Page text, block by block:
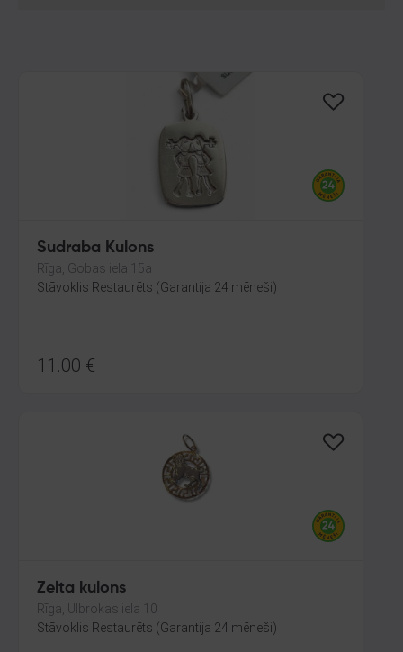
Sudraba Kulons
Rīga, Gobas iela 15a
Stāvoklis Restaurēts (Garantija 24 mēneši)
11.00 €
Zelta kulons
Rīga, Ulbrokas iela 10
Stāvoklis Restaurēts (Garantija 24 mēneši)